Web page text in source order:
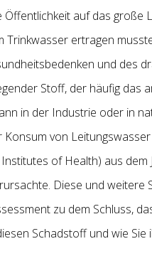
auf das
ertragen
und des
Stoff, der häufig das
in der Industrie oder in
von
of Health) aus
Diese und weitere
zu dem Schluss,
Schadstoff und wie Sie